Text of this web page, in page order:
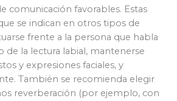
comunicación favorables. Estas
se indican en otros tipos de
frente a la persona que habla
de la lectura labial, mantenerse
y expresiones faciales, y
También se recomienda elegir
reverberación (por ejemplo, con